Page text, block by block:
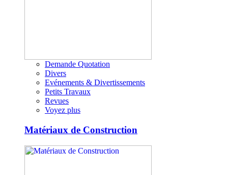
Demande Quotation
Divers
Evénements & Divertissements
Petits Travaux
Revues
Voyez plus
Matériaux de Construction